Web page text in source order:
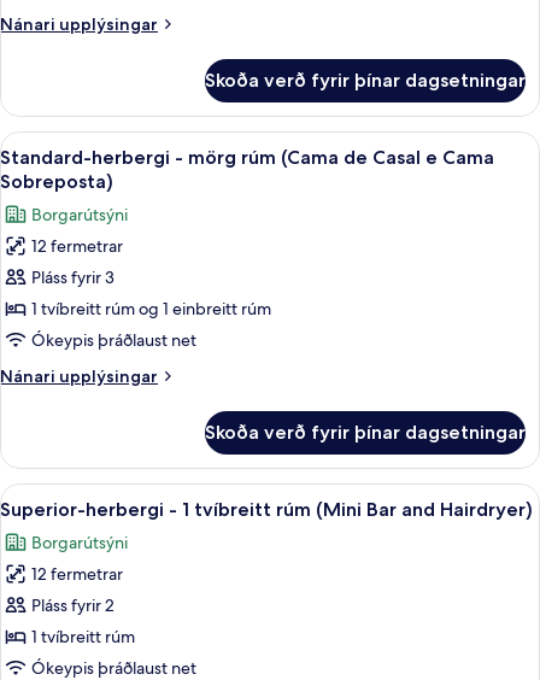
tvíbreitt
de
casal)
Nánari upplýsingar
Nánari
herbergi
1
tvíbreitt
(Cama
de
casal)
Skoða verð fyrir þínar dagsetningar
Skoða
allar
myndir
fyrir
Standard-
herbergi
-
mörg
rúm
(Cama
Casal
Cama
Sobreposta)
Standard-herbergi - mörg rúm
13
Standard-herbergi - mörg rúm (Cama de Casal e Cama
Sobreposta)
Borgarútsýni
12 fermetrar
Pláss fyrir 3
1 tvíbreitt rúm og 1 einbreitt rúm
Ókeypis þráðlaust net
Nánari upplýsingar
Nánari
herbergi
mörg
rúm
(Cama
de
Casal
e
Cama
Sobreposta)
Skoða verð fyrir þínar dagsetningar
Skoða
allar
myndir
fyrir
Superior-
herbergi
-
Myrkratjöld/-gardínur, ókeypis
14
Superior-herbergi - 1 tvíbreitt rúm (Mini Bar and Hairdryer)
Borgarútsýni
12 fermetrar
Pláss fyrir 2
1 tvíbreitt rúm
Ókeypis þráðlaust net